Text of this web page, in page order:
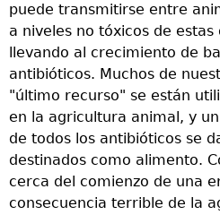
puede transmitirse entre
a niveles no tóxicos de
llevando al crecimiento de
antibióticos. Muchos de
"último recurso" se están
en la agricultura animal, y
de todos los antibióticos se
destinados como alimento.
cerca del comienzo de una
consecuencia terrible de la